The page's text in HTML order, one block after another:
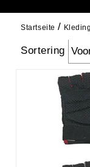
Startseite Kleding
Sortering